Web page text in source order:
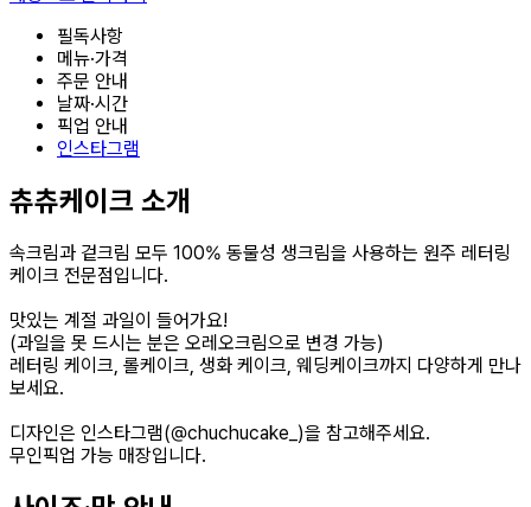
필독사항
메뉴·가격
주문 안내
날짜·시간
픽업 안내
인스타그램
츄츄케이크 소개
속크림과 겉크림 모두 100% 동물성 생크림을 사용하는 원주 레터링
케이크 전문점입니다.
맛있는 계절 과일이 들어가요!
(과일을 못 드시는 분은 오레오크림으로 변경 가능)
레터링 케이크, 롤케이크, 생화 케이크, 웨딩케이크까지 다양하게 만나
보세요.
디자인은 인스타그램(@chuchucake_)을 참고해주세요.
무인픽업 가능 매장입니다.